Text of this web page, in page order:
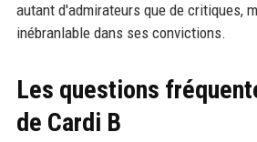
autant d'admirateurs que de critiques,
inébranlable dans ses convictions.
Les questions
de Cardi B